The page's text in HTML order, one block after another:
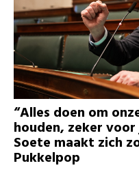
“Alles doen om
houden, zeker
Soete maakt zich
Pukkelpop